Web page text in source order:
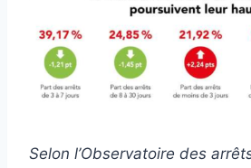
Selon l’Observatoire des